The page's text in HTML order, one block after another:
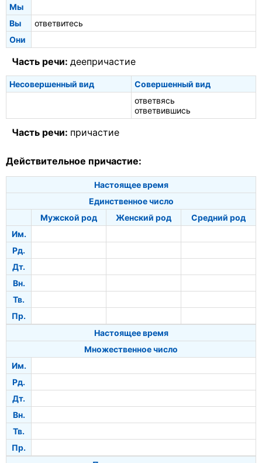
Мы
Вы
ответвитесь
Они
Часть речи: деепричастие
Несовершенный вид
Совершенный вид
ответвясь
ответвившись
Часть речи: причастие
Действительное причастие:
Настоящее время
Единственное число
Мужской род
Женский род
Средний род
Им.
Рд.
Дт.
Вн.
Тв.
Пр.
Настоящее время
Множественное число
Им.
Рд.
Дт.
Вн.
Тв.
Пр.